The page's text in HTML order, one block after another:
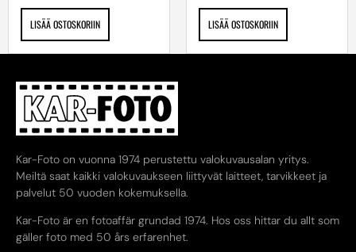
LISÄÄ OSTOSKORIIN LISÄÄ OSTOSKORIIN
Kar-Foto on vuonna 1974 perustettu valokuvausalan yritys.
Meiltä saat kaikki valokuvaukseen liittyvät laitteet, tarvikkeet ja
palvelut 50 vuoden kokemuksella.
Kar-Foto är en fotoaffär grundad 1974. Hos oss hittar du allt som
gäller foto med 50 års erfarenhet.